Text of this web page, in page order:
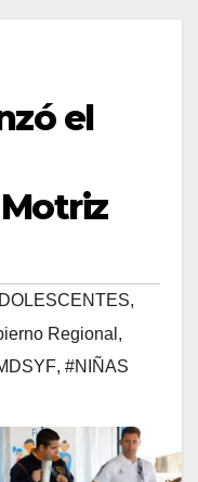
el
,
Regional ,
, #NIÑAS